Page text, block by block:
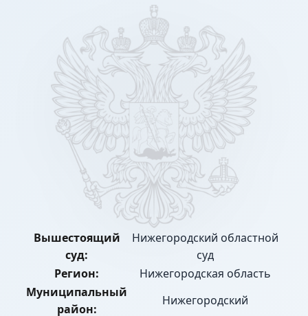
Вышестоящий
суд:
Нижегородский областной
суд
Регион:
Нижегородская область
Муниципальный
район:
Нижегородский